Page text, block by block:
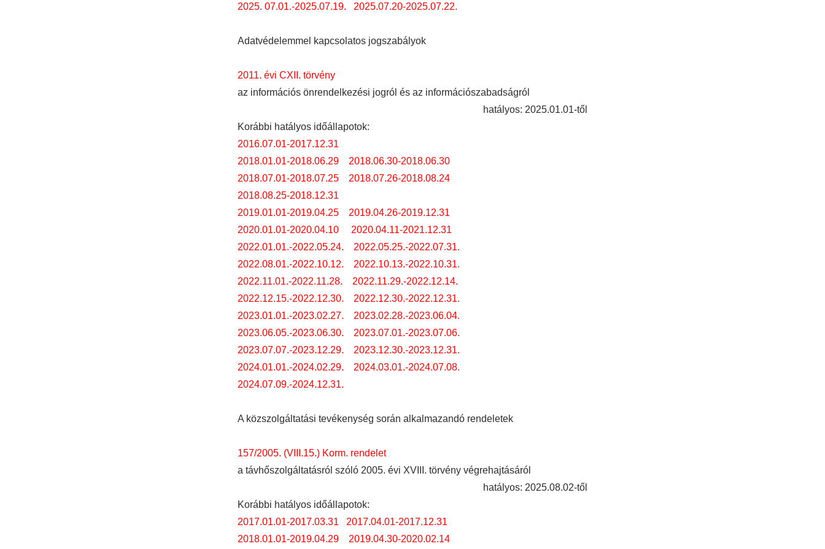
2025. 07.01.-2025.07.19.
2025.07.20-2025.07.22.
Adatvédelemmel kapcsolatos jogszabályok
2011. évi CXII. törvény
az információs önrendelkezési jogról és az információszabadságról
hatályos: 2025.01.01-től
Korábbi hatályos időállapotok:
2016.07.01-2017.12.31
2018.01.01-2018.06.29
2018.06.30-2018.06.30
2018.07.01-2018.07.25
2018.07.26-2018.08.24
2018.08.25-2018.12.31
2019.01.01-2019.04.25
2019.04.26-2019.12.31
2020.01.01-2020.04.10
2020.04.11-2021.12.31
2022.01.01.-2022.05.24.
2022.05.25.-2022.07.31.
2022.08.01.-2022.10.12.
2022.10.13.-2022.10.31.
2022.11.01.-2022.11.28.
2022.11.29.-2022.12.14.
2022.12.15.-2022.12.30.
2022.12.30.-2022.12.31.
2023.01.01.-2023.02.27.
2023.02.28.-2023.06.04.
2023.06.05.-2023.06.30.
2023.07.01.-2023.07.06.
2023.07.07.-2023.12.29.
2023.12.30.-2023.12.31.
2024.01.01.-2024.02.29.
2024.03.01.-2024.07.08.
2024.07.09.-2024.12.31.
A közszolgáltatási tevékenység során alkalmazandó rendeletek
157/2005. (VIII.15.) Korm. rendelet
a távhőszolgáltatásról szóló 2005. évi XVIII. törvény végrehajtásáról
hatályos: 2025.08.02-től
Korábbi hatályos időállapotok:
2017.01.01-2017.03.31
2017.04.01-2017.12.31
2018.01.01-2019.04.29
2019.04.30-2020.02.14